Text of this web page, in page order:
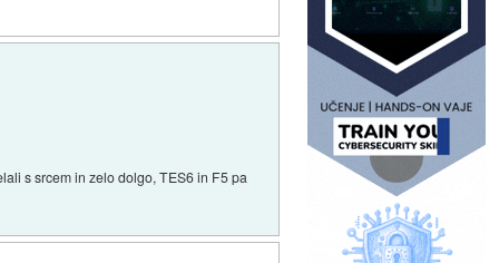
s srcem in zelo dolgo, TES6 in F5 pa